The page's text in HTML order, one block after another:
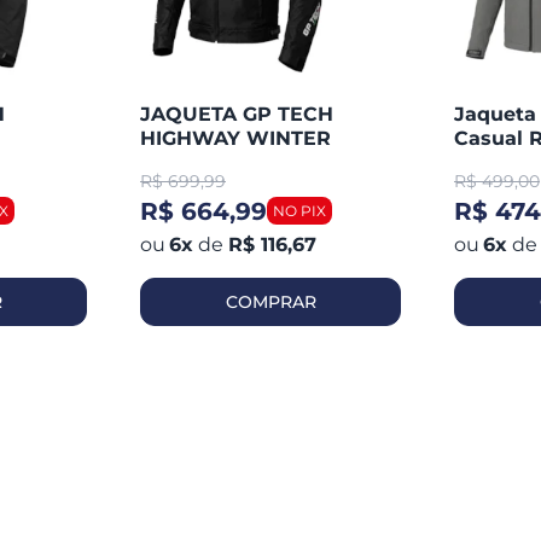
JAQUETA GP TECH
HIGHWAY WINTER
R$ 699,99
R$ 664,99
6x de R$ 116,67
COMPRAR
Jaqueta
Casual
R$ 499,00
R$
6x de